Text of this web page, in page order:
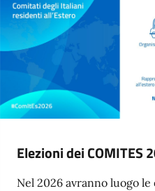
Elezioni dei COMITES
Nel 2026 avranno luogo